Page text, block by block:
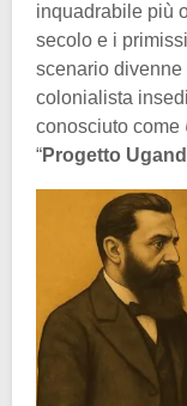
inquadrabile più
secolo e i
scenario divenne
colonialista
conosciuto come
“Progetto